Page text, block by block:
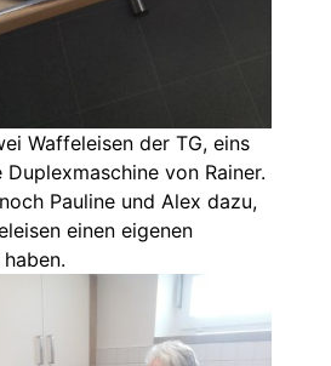
Waffeleisen der TG, eins
von Rainer.
Pauline und Alex dazu,
einen eigenen